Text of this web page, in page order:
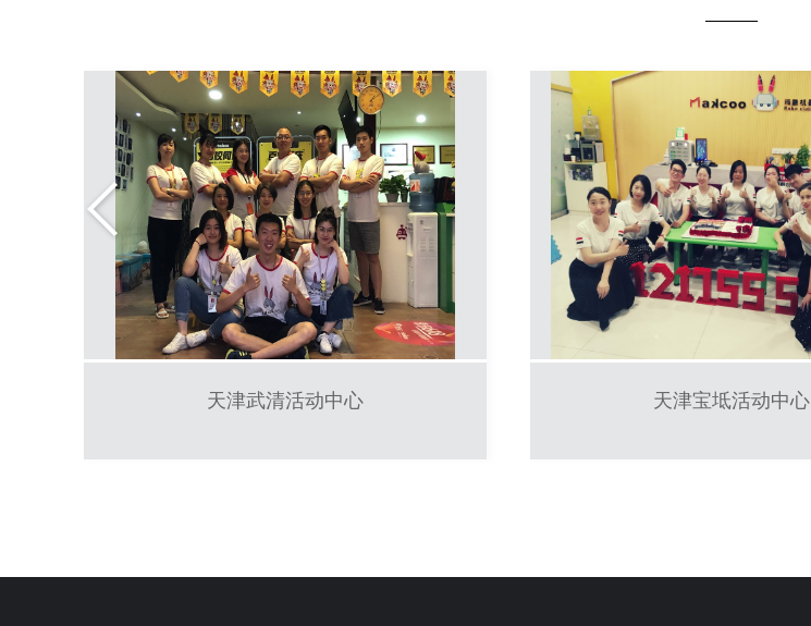
天津武清活动中心 天津宝坻活动中心